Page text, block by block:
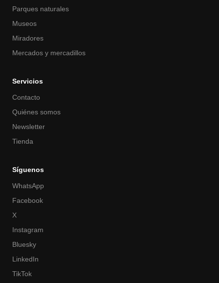
Parques naturales
Museos
Miradores
Mercados y mercadillos
Servicios
Contacto
Quiénes somos
Newsletter
Tienda
Síguenos
WhatsApp
Facebook
X
Instagram
Bluesky
LinkedIn
TikTok